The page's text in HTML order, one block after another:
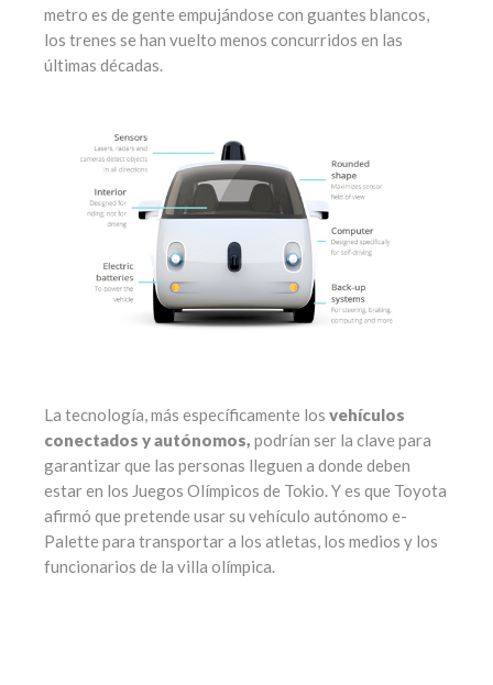
metro es de gente empujándose con guantes blancos,
los trenes se han vuelto menos concurridos en las
últimas décadas.
La tecnología, más específicamente los vehículos
conectados y autónomos, podrían ser la clave para
garantizar que las personas lleguen a donde deben
estar en los Juegos Olímpicos de Tokio. Y es que Toyota
afirmó que pretende usar su vehículo autónomo e-
Palette para transportar a los atletas, los medios y los
funcionarios de la villa olímpica.